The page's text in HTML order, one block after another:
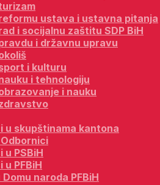
ustava i ustavna pitanja
i socijalnu zaštitu SDP BiH
i državnu upravu
i kulturu
i tehnologiju
i nauku
u skupštinama kantona
PSBiH
PFBiH
naroda PFBiH